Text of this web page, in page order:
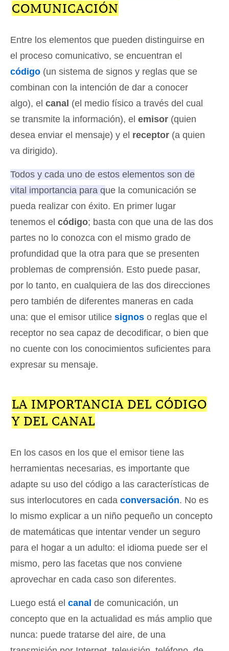
COMUNICACIÓN
Entre los elementos que pueden distinguirse en
el proceso comunicativo, se encuentran el
código (un sistema de signos y reglas que se
combinan con la intención de dar a conocer
algo), el canal (el medio físico a través del cual
se transmite la información), el emisor (quien
desea enviar el mensaje) y el receptor (a quien
va dirigido).
Todos y cada uno de estos elementos son de
vital importancia para que la comunicación se
pueda realizar con éxito. En primer lugar
tenemos el código; basta con que una de las dos
partes no lo conozca con el mismo grado de
profundidad que la otra para que se presenten
problemas de comprensión. Esto puede pasar,
por lo tanto, en cualquiera de las dos direcciones
pero también de diferentes maneras en cada
una: que el emisor utilice signos o reglas que el
receptor no sea capaz de decodificar, o bien que
no cuente con los conocimientos suficientes para
expresar su mensaje.
LA IMPORTANCIA DEL CÓDIGO
Y DEL CANAL
En los casos en los que el emisor tiene las
herramientas necesarias, es importante que
adapte su uso del código a las características de
sus interlocutores en cada conversación. No es
lo mismo explicar a un niño pequeño un concepto
de matemáticas que intentar vender un seguro
para el hogar a un adulto: el idioma puede ser el
mismo, pero las facetas que nos conviene
aprovechar en cada caso son diferentes.
Luego está el canal de comunicación, un
concepto que en la actualidad es más amplio que
nunca: puede tratarse del aire, de una